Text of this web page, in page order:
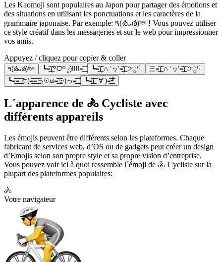
Les Kaomoji sont populaires au Japon pour partager des émotions et
des situations en utilisant les ponctuations et les caractères de la
grammaire japonaise. Par exemple: ٩(ര̀ᴗര́)ᵇʸᵉ ! Vous pouvez utiliser
ce style créatif dans les messageries et sur le web pour impressionner
vos amis.
Appuyez / cliquez pour copier & coller
٩(ര̀ᴗര́)ᵇʸᵉ ┗=͟͟͞͞(꒪ᗜ꒪ ‧̣̥̇)!!!!=͟͟͞͞ ┗=͟͟͞͞( ∩ ‘ヮ’=͟͟͞͞) ੭ु⁾⁾
三=͟͟͞͞( ∩ ‘ヮ’=͟͟͞͞) ੭ु⁾⁾
┗=͟͟͞͞=͟͟͞͞ ⊂(=͟͟͞͞=͟͟͞͞っ☉ω=͟͟͞͞☉)っ=͟͟͞͞
┗=͟͟͞͞( ˙∀˙)=͟͟͞͞┛
L´apparence de 🚴 Cycliste avec
différents appareils
Les émojis peuvent être différents selon les plateformes. Chaque
fabricant de services web, d’OS ou de gadgets peut créer un design
d’Emojis selon son propre style et sa propre vision d’entreprise.
Vous pouvez voir ici à quoi ressemble l´émoji de 🚴 Cycliste sur la
plupart des plateformes populaires:
🚴
Votre navigateur